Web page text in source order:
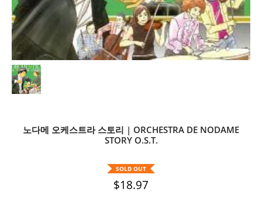
노다메 오케스트라 스토리 | ORCHESTRA DE NODAME
STORY O.S.T.
SOLD OUT
$18.97